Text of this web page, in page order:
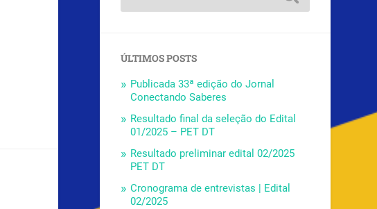
ÚLTIMOS POSTS
Publicada 33ª edição do Jornal
Conectando Saberes
Resultado final da seleção do Edital
01/2025 – PET DT
Resultado preliminar edital 02/2025
PET DT
Cronograma de entrevistas | Edital
02/2025